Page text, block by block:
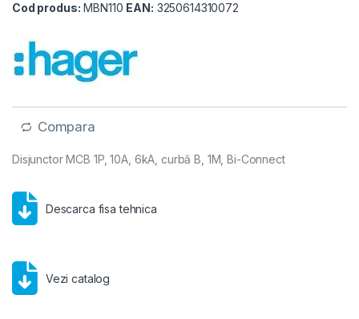
Cod produs: MBN110 EAN: 3250614310072
Compara
Disjunctor MCB 1P, 10A, 6kA, curbă B, 1M, Bi-Connect
Descarca fisa tehnica
Vezi catalog